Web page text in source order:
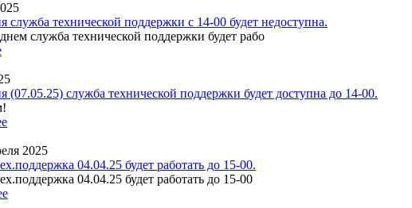
технической поддержки с 14-00 будет недоступна.
служба технической поддержки будет рабо
служба технической поддержки будет доступна до 14-00.
2025
04.04.25 будет работать до 15-00.
04.04.25 будет работать до 15-00